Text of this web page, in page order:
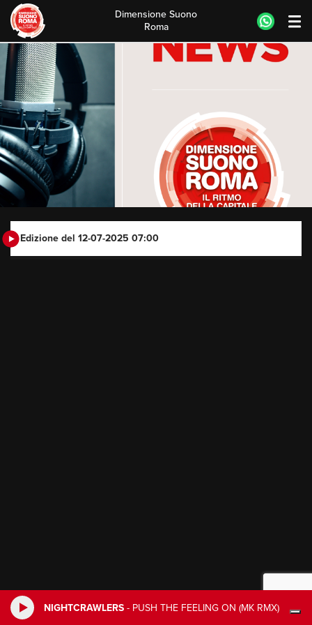
NIGHTCRAWLERS - PUSH THE FEELING ON (MK RMX)
Skip
to
content
Dimensione Suono
Roma
Edizione del 12-07-2025 07:00